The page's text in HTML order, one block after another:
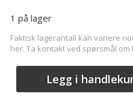
1 på lager
Faktisk lagerantall kan variere
her. Ta kontakt ved spørsmål om
Legg i